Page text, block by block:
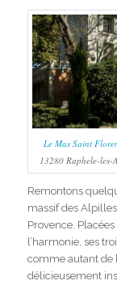
Le Mas Saint
13280 Raphele-
Remontons
massif des
Provence.
l’harmonie, ses
comme autant de
délicieusement